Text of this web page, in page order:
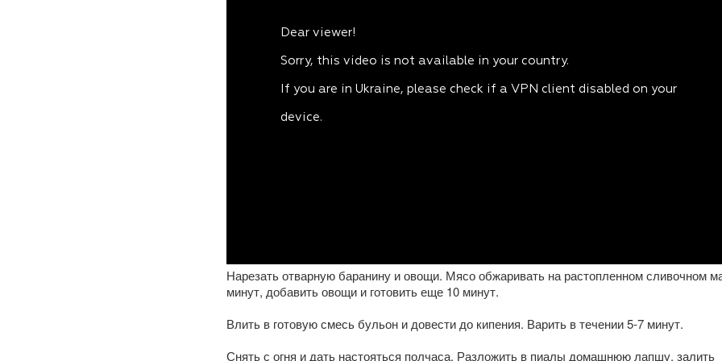
Нарезать отварную баранину и овощи. Мясо обжаривать на растопленном сливочном
минут, добавить овощи и готовить еще 10 минут.
Влить в готовую смесь бульон и довести до кипения. Варить в течении 5-7 минут.
Снять с огня и дать настояться полчаса. Разложить в пиалы домашнюю лапшу, залить